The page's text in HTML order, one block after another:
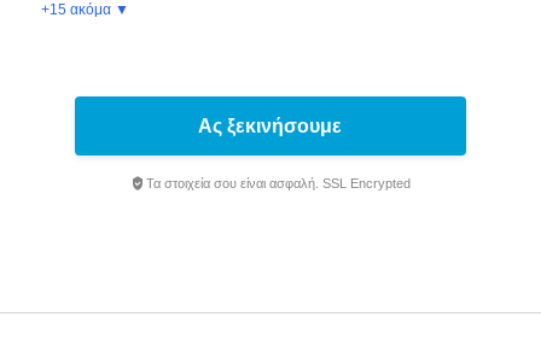
+15 ακόμα ▼
Ας ξεκινήσουμε
Τα στοιχεία σου είναι ασφαλή. SSL Encrypted